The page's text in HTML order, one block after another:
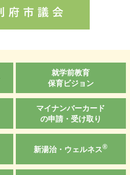
就学前教育
保育ビジョン
マイナンバーカード
の申請・受け取り
新湯治・ウェルネス®